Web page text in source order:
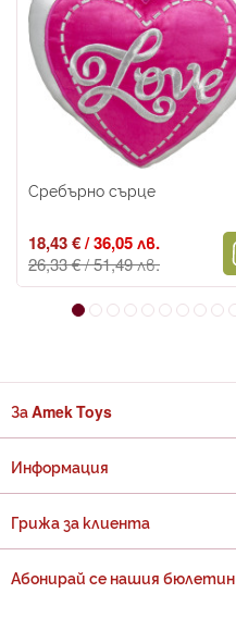
Сребърно сърце
Промо
цена
18,43 €/36,05 лв.
26,33 €/51,49 лв.
За Amek Toys
Информация
Грижа за клиента
Абонирай се нашия бюлетин